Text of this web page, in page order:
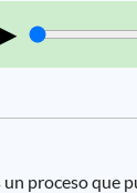
proceso que